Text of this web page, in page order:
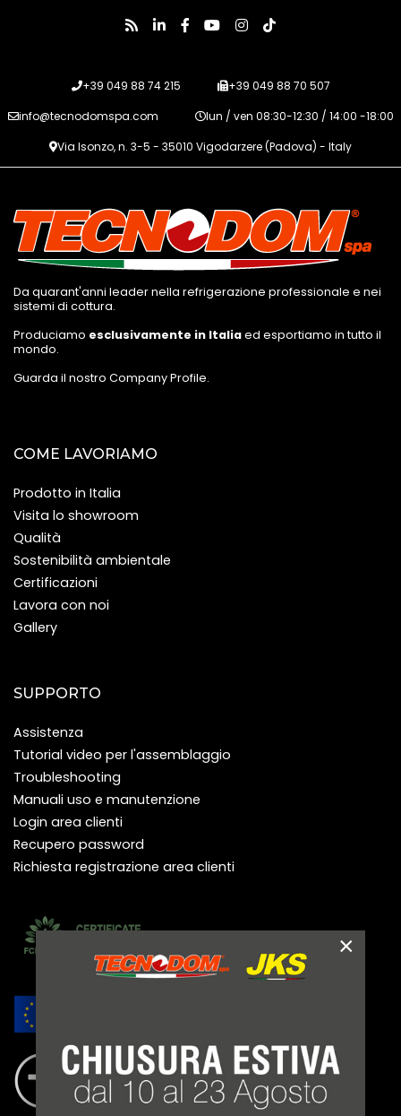
+39 049 88 74 215
+39 049 88 70 507
info@tecnodomspa.com
lun / ven 08:30-12:30 / 14:00 -18:00
Via Isonzo, n. 3-5 - 35010 Vigodarzere (Padova) - Italy
Da quarant'anni leader nella refrigerazione professionale e nei
sistemi di cottura.
Produciamo esclusivamente in Italiaed esportiamo in tutto il
mondo.
Guarda il nostro Company Profile.
COME LAVORIAMO
Prodotto in Italia
Visita lo showroom
Qualità
Sostenibilità ambientale
Certificazioni
Lavora con noi
Gallery
SUPPORTO
Assistenza
Tutorial video per l'assemblaggio
Troubleshooting
Manuali uso e manutenzione
Login area clienti
Recupero password
Richiesta registrazione area clienti
×